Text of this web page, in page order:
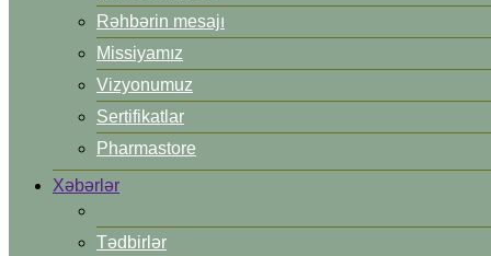
Rəhbərin mesajı
Missiyamız
Vizyonumuz
Sertifikatlar
Pharmastore
Xəbərlər
Tədbirlər